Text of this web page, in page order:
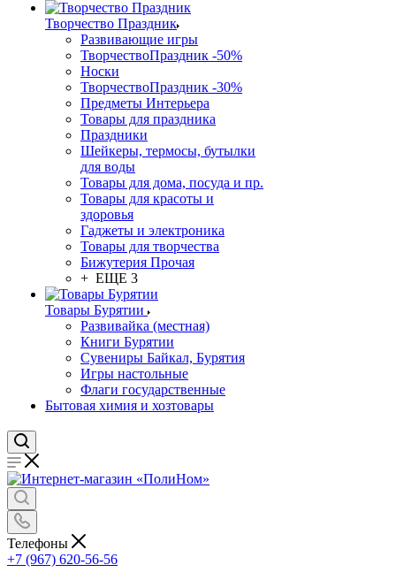
Творчество Праздник
Развивающие игры
ТворчествоПраздник -50%
Носки
ТворчествоПраздник -30%
Предметы Интерьера
Товары для праздника
Праздники
Шейкеры, термосы, бутылки
для воды
Товары для дома, посуда и пр.
Товары для красоты и
здоровья
Гаджеты и электроника
Товары для творчества
Бижутерия Прочая
+ ЕЩЕ 3
Товары Бурятии
Развивайка (местная)
Книги Бурятии
Сувениры Байкал, Бурятия
Игры настольные
Флаги государственные
Бытовая химия и хозтовары
Телефоны
+7 (967) 620-56-56